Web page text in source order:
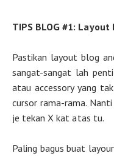
TIPS BLOG #1: Layout
Pastikan layout blog
sangat-sangat lah
atau accessory yang
cursor rama-rama.
je tekan X kat atas tu.
Paling bagus buat